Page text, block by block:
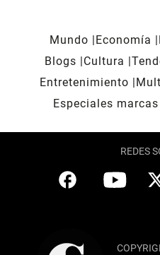
Mundo Economía
Blogs
Cultura
Entretenimiento
Especiales
REDES